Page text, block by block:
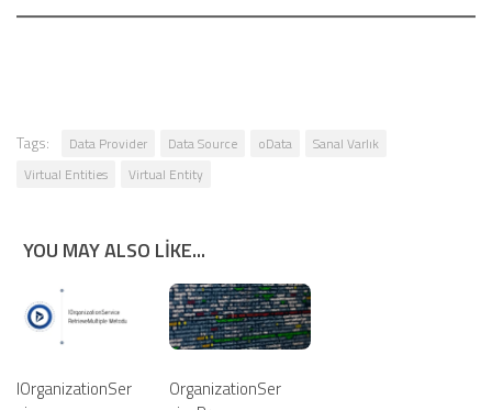
Tags: Data Provider Data Source oData
Sanal Varlık
Virtual Entities
Virtual Entity
YOU MAY ALSO LIKE...
IOrganizationSer
OrganizationSer